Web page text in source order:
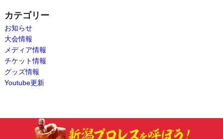
カテゴリー
お知らせ
大会情報
メディア情報
チケット情報
グッズ情報
Youtube更新